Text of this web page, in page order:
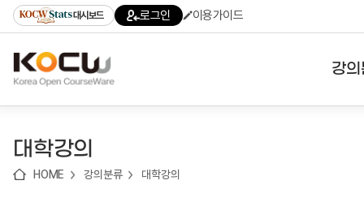
기
기
기
content)
가
대시보드 로그인 이용가이드
강
대학강의
HOME 강의분류 대학강의